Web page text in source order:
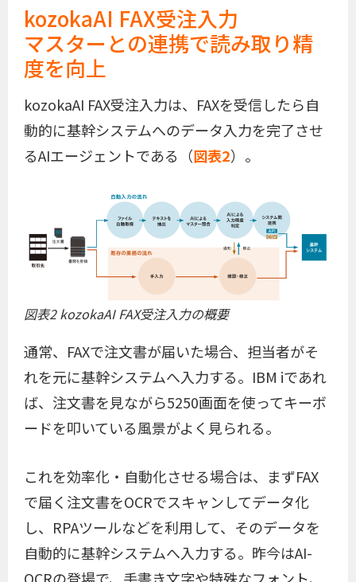
kozokaAI FAX受注入力
マスターとの連携で読み取り精
度を向上
kozokaAI FAX受注入力は、FAXを受信したら自
動的に基幹システムへのデータ入力を完了させ
るAIエージェントである（図表2）。
図表2 kozokaAI FAX受注入力の概要
通常、FAXで注文書が届いた場合、担当者がそ
れを元に基幹システムへ入力する。IBM iであれ
ば、注文書を見ながら5250画面を使ってキーボ
ードを叩いている風景がよく見られる。
これを効率化・自動化させる場合は、まずFAX
で届く注文書をOCRでスキャンしてデータ化
し、RPAツールなどを利用して、そのデータを
自動的に基幹システムへ入力する。昨今はAI-
OCRの登場で、手書き文字や特殊なフォント、